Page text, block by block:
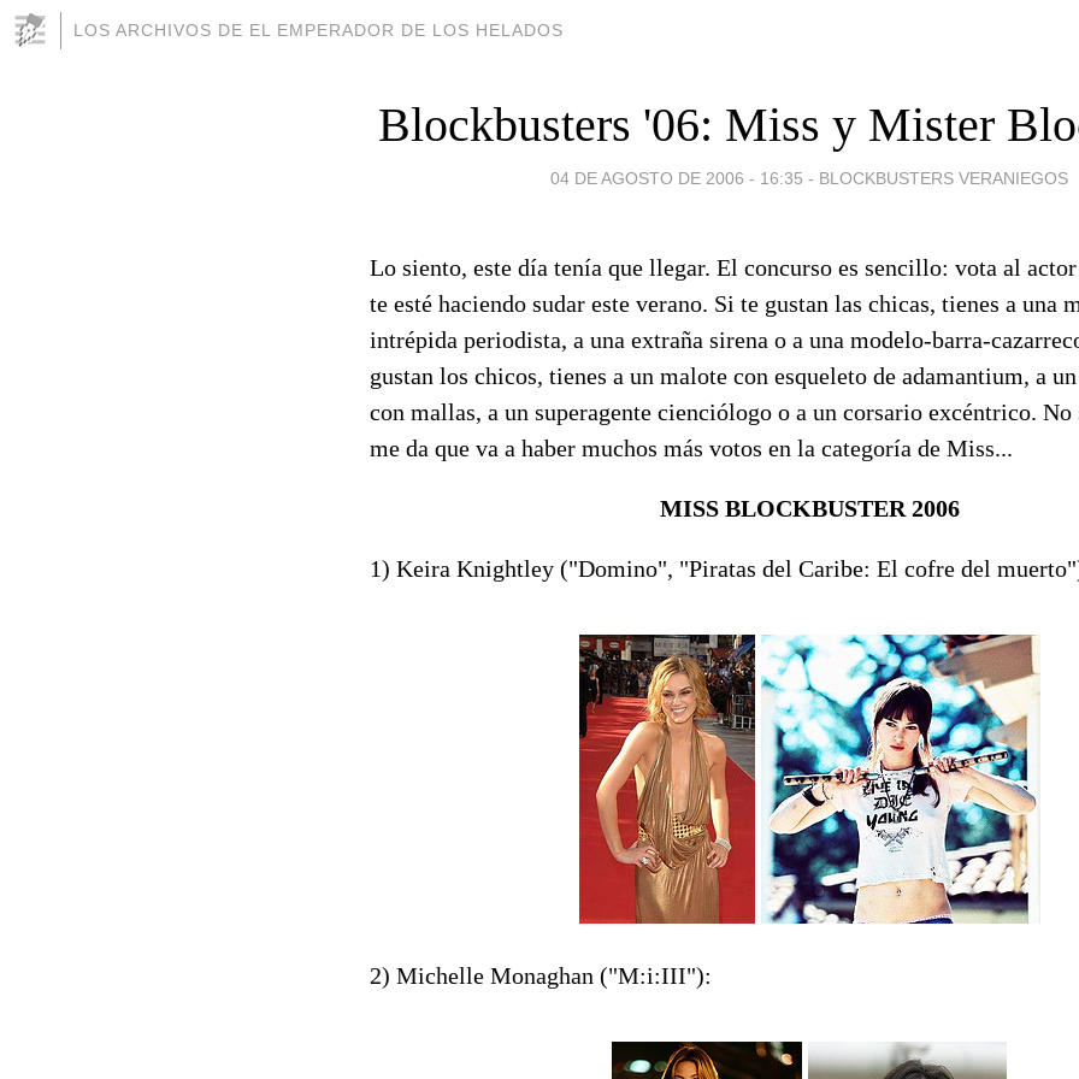
LOS ARCHIVOS DE EL EMPERADOR DE LOS HELADOS
Blockbusters '06: Miss y Mister
04 DE AGOSTO DE 2006 - 16:35 - BLOCKBUSTERS VERANIEGOS
Lo siento, este día tenía que llegar. El concurso es sencillo: vota al
te esté haciendo sudar este verano. Si te gustan las chicas, tienes a una
intrépida periodista, a una extraña sirena o a una modelo-barra-
gustan los chicos, tienes a un malote con esqueleto de adamantium, a
con mallas, a un superagente cienciólogo o a un corsario excéntrico. No
me da que va a haber muchos más votos en la categoría de Miss...
MISS BLOCKBUSTER 2006
1) Keira Knightley ("Domino", "Piratas del Caribe: El cofre del
2) Michelle Monaghan ("M:i:III"):